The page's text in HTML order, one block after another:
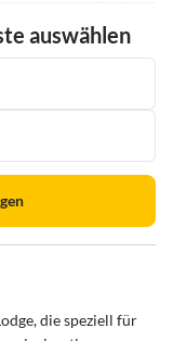
auswählen
die speziell für